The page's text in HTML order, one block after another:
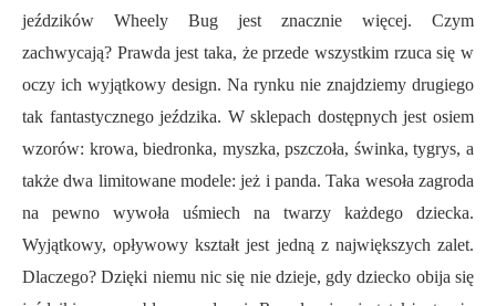
jeździków Wheely Bug jest znacznie więcej. Czym
zachwycają? Prawda jest taka, że przede wszystkim rzuca się w
oczy ich wyjątkowy design. Na rynku nie znajdziemy drugiego
tak fantastycznego jeździka. W sklepach dostępnych jest osiem
wzorów: krowa, biedronka, myszka, pszczoła, świnka, tygrys, a
także dwa limitowane modele: jeż i panda. Taka wesoła zagroda
na pewno wywoła uśmiech na twarzy każdego dziecka.
Wyjątkowy, opływowy kształt jest jedną z największych zalet.
Dlaczego? Dzięki niemu nic się nie dzieje, gdy dziecko obija się